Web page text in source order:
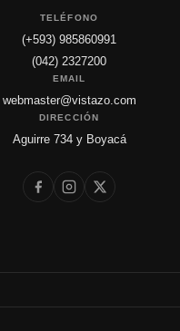
TELÉFONO
(+593) 985860991
(042) 2327200
EMAIL
webmaster@vistazo.com
DIRECCIÓN
Aguirre 734 y Boyacá